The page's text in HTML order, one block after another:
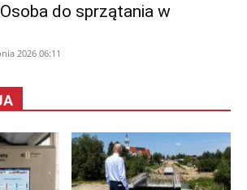
do sprzątania w
2026 06:11